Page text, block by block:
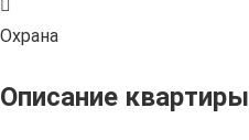
Охрана
Описание квартиры